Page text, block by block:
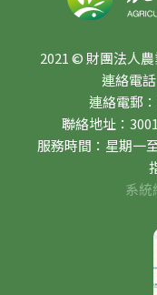
2021 © 財團法人
連絡電
連絡電郵
聯絡地址：
服務時間：星期一
系統